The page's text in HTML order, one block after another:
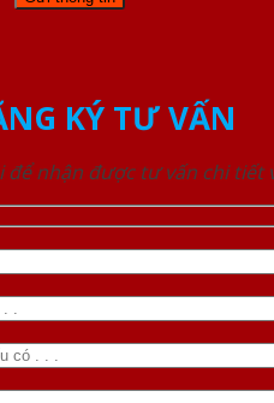
KÝ TƯ VẤN
để nhận được tư vấn chi tiết